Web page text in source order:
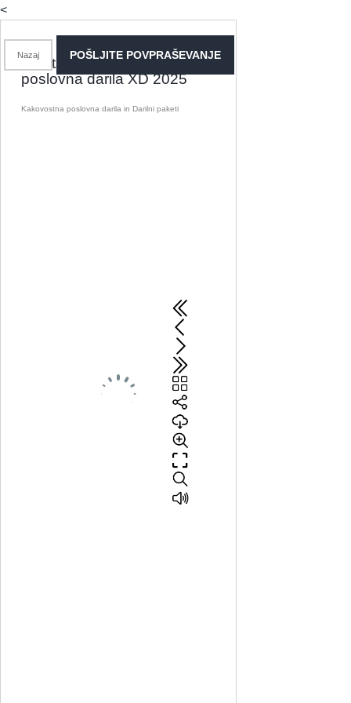
<
Nazaj POŠLJITE POVPRAŠEVANJE